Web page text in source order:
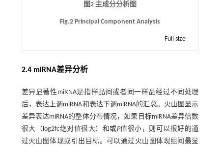
图2 主成分分析图
Fig.2 Principal Component Analysis
Full size
2.4 miRNA差异分析
差异显著性miRNA是指样品间或者同一样品经过不同处理
后，表达上调miRNA和表达下调miRNA的汇总。火山图显示
差异表达miRNA的整体分布情况，如果目标miRNA差异倍数
很大（log2fc绝对值很大）和或P值很小，则可以很好的通
过火山图体现或引出目标。可以通过火山图体现组间最显